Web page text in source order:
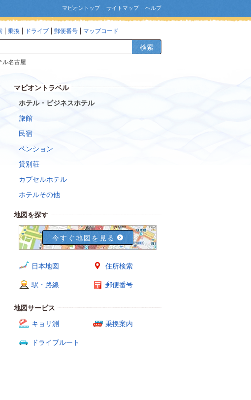
マピオントップ サイトマップ ヘルプ
乗換 ドライブ 郵便番号 マップコード
検索
ル名古屋
マピオントラベル
ホテル・ビジネスホテル
旅館
民宿
ペンション
貸別荘
カプセルホテル
ホテルその他
地図を探す
今すぐ地図を見る
日本地図 住所検索
駅・路線 郵便番号
地図サービス
キョリ測
乗換案内
ドライブルート